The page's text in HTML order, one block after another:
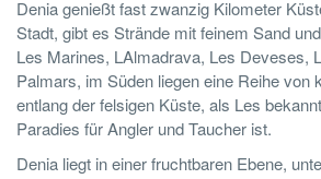
Denia genießt fast zwanzig Kilometer
Stadt, gibt es Strände mit feinem Sand
Les Marines, LAlmadrava, Les Deveses,
Palmars, im Süden liegen eine Reihe von
entlang der felsigen Küste, als Les
Paradies für Angler und Taucher ist.
Denia liegt in einer fruchtbaren Ebene,